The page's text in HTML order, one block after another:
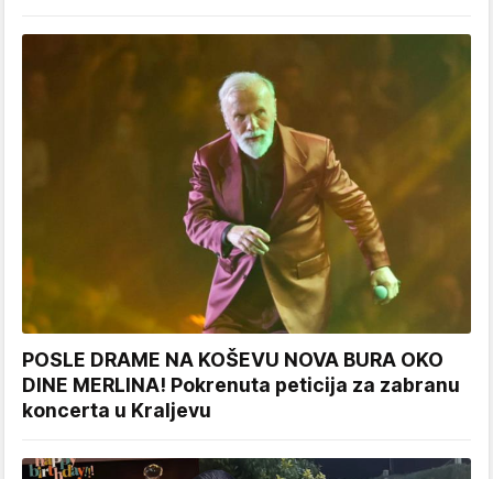
POSLE DRAME NA KOŠEVU NOVA BURA OKO
DINE MERLINA! Pokrenuta peticija za zabranu
koncerta u Kraljevu